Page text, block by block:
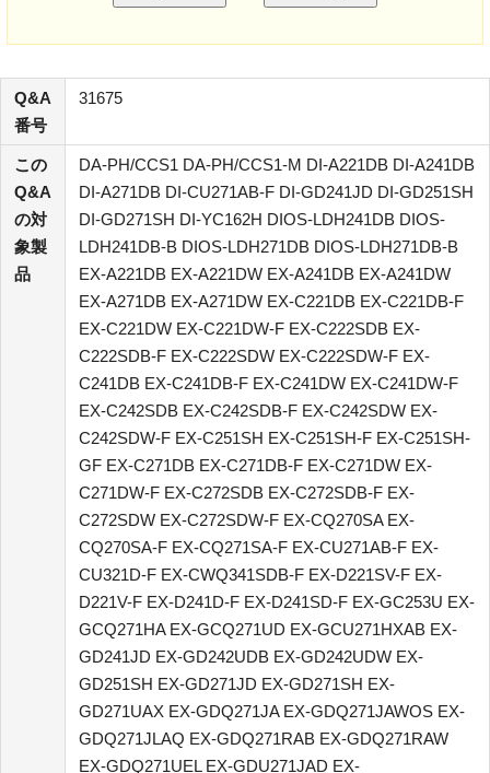
Q&A
番号
31675
この
Q&A
の対
象製
品
DA-PH/CCS1 DA-PH/CCS1-M DI-A221DB DI-A241DB
DI-A271DB DI-CU271AB-F DI-GD241JD DI-GD251SH
DI-GD271SH DI-YC162H DIOS-LDH241DB DIOS-
LDH241DB-B DIOS-LDH271DB DIOS-LDH271DB-B
EX-A221DB EX-A221DW EX-A241DB EX-A241DW
EX-A271DB EX-A271DW EX-C221DB EX-C221DB-F
EX-C221DW EX-C221DW-F EX-C222SDB EX-
C222SDB-F EX-C222SDW EX-C222SDW-F EX-
C241DB EX-C241DB-F EX-C241DW EX-C241DW-F
EX-C242SDB EX-C242SDB-F EX-C242SDW EX-
C242SDW-F EX-C251SH EX-C251SH-F EX-C251SH-
GF EX-C271DB EX-C271DB-F EX-C271DW EX-
C271DW-F EX-C272SDB EX-C272SDB-F EX-
C272SDW EX-C272SDW-F EX-CQ270SA EX-
CQ270SA-F EX-CQ271SA-F EX-CU271AB-F EX-
CU321D-F EX-CWQ341SDB-F EX-D221SV-F EX-
D221V-F EX-D241D-F EX-D241SD-F EX-GC253U EX-
GCQ271HA EX-GCQ271UD EX-GCU271HXAB EX-
GD241JD EX-GD242UDB EX-GD242UDW EX-
GD251SH EX-GD271JD EX-GD271SH EX-
GD271UAX EX-GDQ271JA EX-GDQ271JAWOS EX-
GDQ271JLAQ EX-GDQ271RAB EX-GDQ271RAW
EX-GDQ271UEL EX-GDU271JAD EX-